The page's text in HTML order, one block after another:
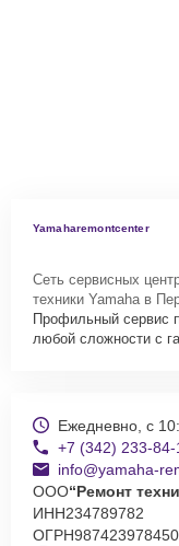
Yamaharemontcenter
Сеть сервисных
техники Yamaha в
Профильный сервис
любой сложности с
Ежедневно, с
+7 (342) 233-84-
info@yamaha-
ООО“Ремонт
ИНН234789782
ОГРН